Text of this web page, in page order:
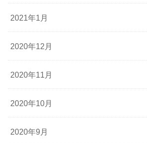
2021年1月
2020年12月
2020年11月
2020年10月
2020年9月